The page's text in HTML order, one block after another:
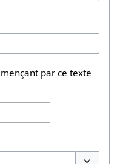
par ce texte